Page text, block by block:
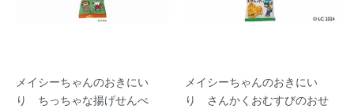
メイシーちゃんのおきにい
り ちっちゃな揚げせんべ
メイシーちゃんのおきにい
り さんかくおむすびのおせ